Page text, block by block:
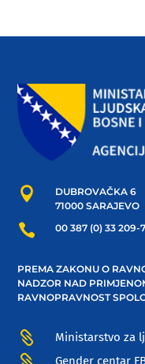

DUBROVAČKA 6
71000 SARAJEVO
 00 387 (0) 33 209-
PREMA ZAKONU O
NADZOR NAD
RAVNOPRAVNOST
 Ministarstvo za
Gender centar